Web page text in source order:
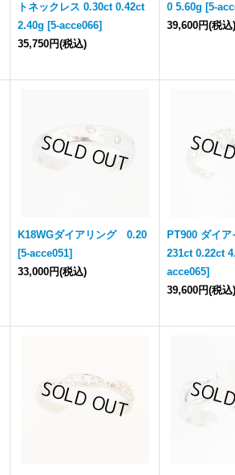
トネックレス 0.30ct 0.42ct
2.40g [5-acce066]
35,750円(税込)
0 5.60g [5-
39,600円(税込)
K18WGダイアリング 0.20
[5-acce051]
33,000円(税込)
PT900 ダイ
231ct 0.22ct
acce065]
39,600円(税込)